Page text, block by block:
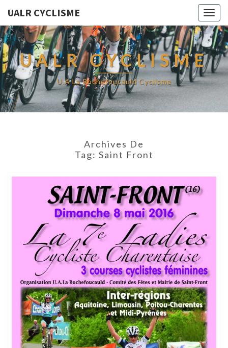
UALR CYCLISME
UALR CYCLISME
U.A La Rochefoucauld Cyclisme
Archives De
Tag: Saint Front